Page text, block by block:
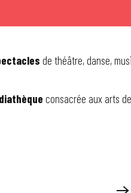
de théâtre, danse,
consacrée aux arts